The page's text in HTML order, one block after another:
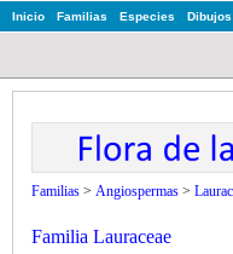
Inicio Familias Especies Dibujos
Familias > Angiospermas >
Familia Lauraceae